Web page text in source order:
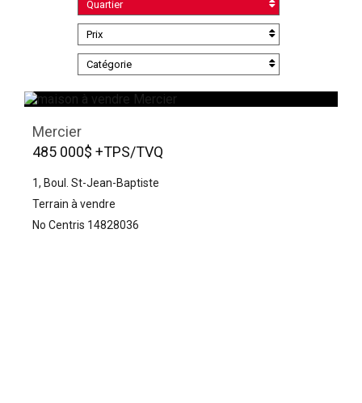
Quartier
Prix
Catégorie
Mercier
485 000$ +TPS/TVQ
1, Boul. St-Jean-Baptiste
Terrain à vendre
No Centris 14828036